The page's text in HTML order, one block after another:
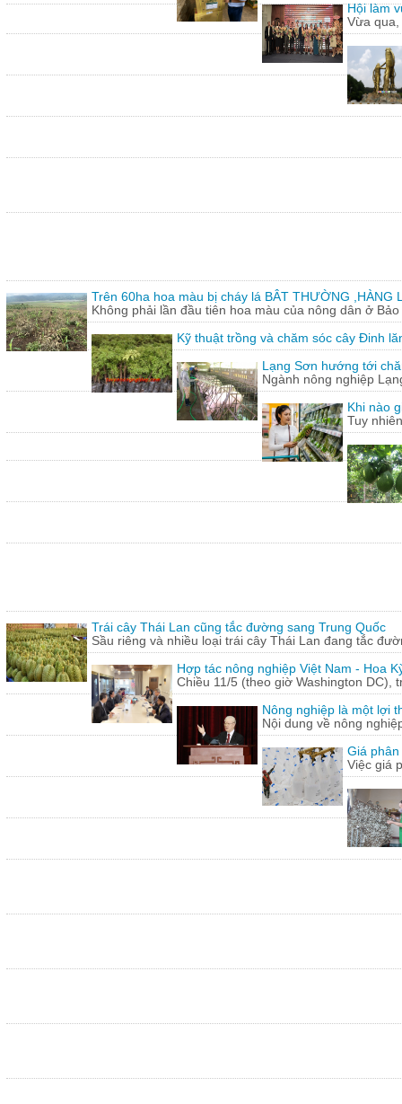
Hội làm
Vừa qua,
Trên 60ha hoa màu bị cháy lá BÂT THƯỜNG
Không phải lần đầu tiên hoa màu của nông dân ở
Kỹ thuật trồng và chăm sóc cây Đinh
Lạng Sơn hướng tới
Ngành nông nghiệp
Khi nào
Tuy
Trái cây Thái Lan cũng tắc đường sang Trung Quốc
Sầu riêng và nhiều loại trái cây Thái Lan đang tắc
Hợp tác nông nghiệp Việt Nam - Hoa
Chiều 11/5 (theo giờ Washington DC),
Nông nghiệp là một lợi
Nội dung về nông
Giá
Việc giá